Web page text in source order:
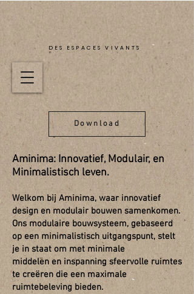
DES ESPACES VIVANTS
Download
Aminima: Innovatief, Modulair, en
Minimalistisch leven.
Welkom bij Aminima, waar innovatief
design en modulair bouwen samenkomen.
Ons modulaire bouwsysteem, gebaseerd
op een minimalistisch uitgangspunt, stelt
je in staat om met minimale
middelen en inspanning sfeervolle ruimtes
te creëren die een maximale
ruimtebeleving bieden.